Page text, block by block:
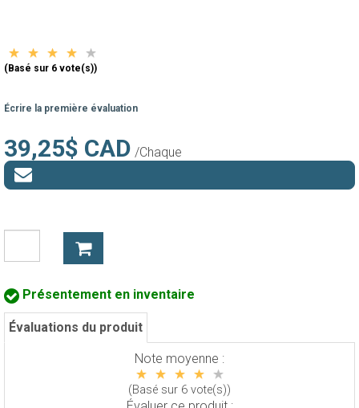
(Basé sur 6 vote(s))
Écrire la première évaluation
39,25$ CAD /Chaque
Présentement en inventaire
Évaluations du produit
Note moyenne :
(Basé sur 6 vote(s))